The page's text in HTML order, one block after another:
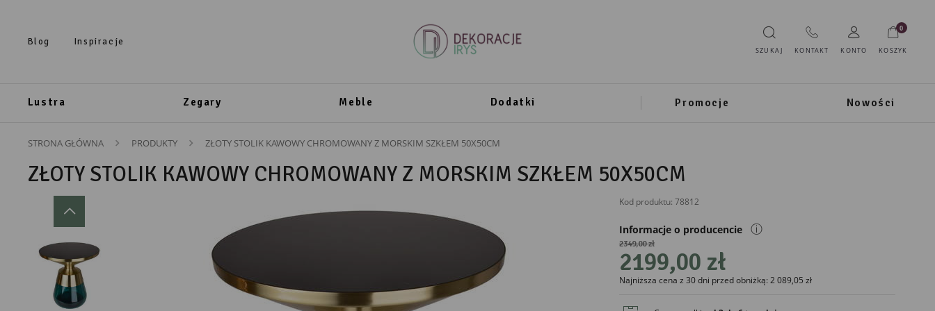
Blog Inspiracje
SZUKAJ KONTAKT KONTO KOSZYK
0
Lustra Zegary Meble Dodatki Promocje Nowości
STRONA GŁÓWNA PRODUKTY ZŁOTY STOLIK KAWOWY CHROMOWANY Z MORSKIM SZKŁEM 50X50CM
ZŁOTY STOLIK KAWOWY CHROMOWANY Z MORSKIM SZKŁEM 50X50CM
Kod produktu: 78812
Informacje o producencie
PRODUCENT IMPORTER
Ewax
ⓘ
2349,00 zł
2199,00 zł
Najniższa cena z 30 dni przed obniżką: 2 089,05 zł